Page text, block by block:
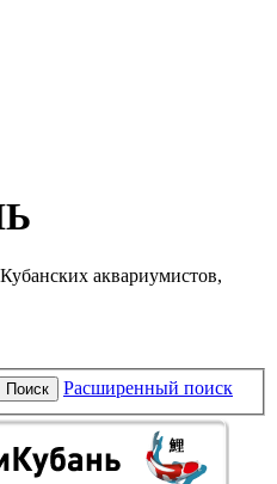
аквариумистов,
Поиск Расширенный поиск